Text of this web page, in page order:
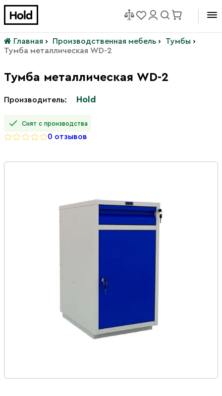
Главная › Производственная мебель › Тумбы ›
Тумба металлическая WD-2
Тумба металлическая WD-2
Производитель: Hold
Снят с производства
0 отзывов